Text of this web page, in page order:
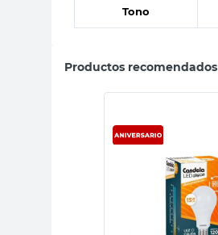
Tono
Productos recomendados